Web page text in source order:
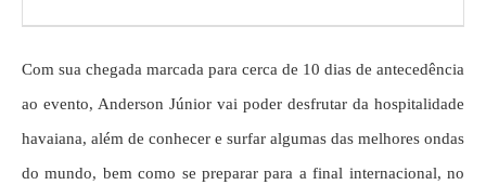
Com sua chegada marcada para cerca de 10 dias de antecedência
ao evento, Anderson Júnior vai poder desfrutar da hospitalidade
havaiana, além de conhecer e surfar algumas das melhores ondas
do mundo, bem como se preparar para a final internacional, no